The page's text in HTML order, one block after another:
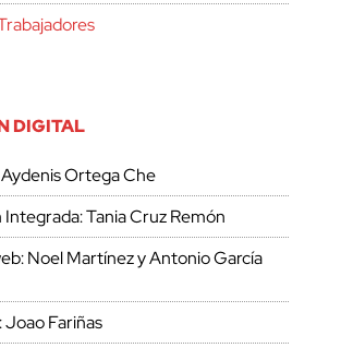
DIGITAL
Ortega Che
Integrada: Tania Cruz Remón
Noel Martínez y Antonio García
Fariñas